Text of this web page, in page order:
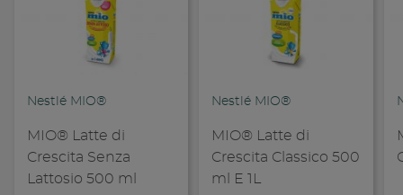
Nestlé MIO®
MIO® Latte di
Crescita Senza
Lattosio 500 ml
Nestlé MIO®
MIO® Latte di
Crescita Classico 500
ml E 1L